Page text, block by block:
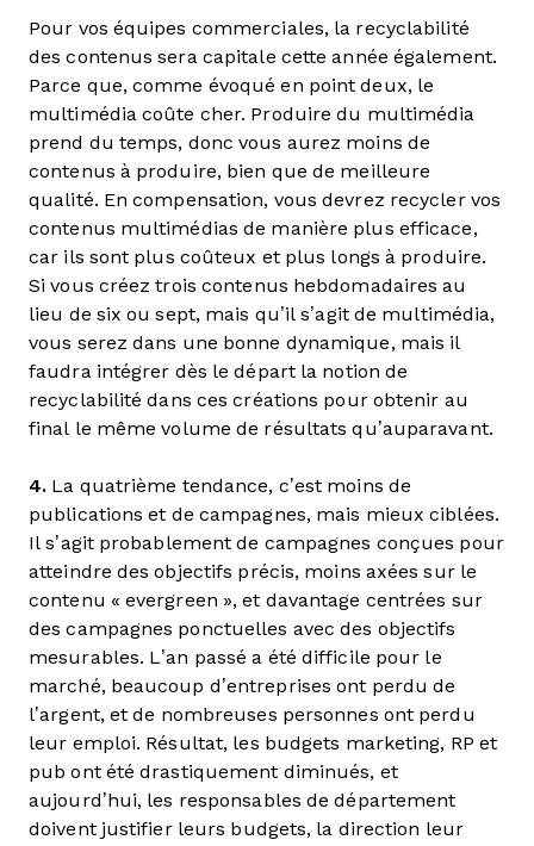
Pour vos équipes commerciales, la recyclabilité
des contenus sera capitale cette année également.
Parce que, comme évoqué en point deux, le
multimédia coûte cher. Produire du multimédia
prend du temps, donc vous aurez moins de
contenus à produire, bien que de meilleure
qualité. En compensation, vous devrez recycler vos
contenus multimédias de manière plus efficace,
car ils sont plus coûteux et plus longs à produire.
Si vous créez trois contenus hebdomadaires au
lieu de six ou sept, mais qu’il s’agit de multimédia,
vous serez dans une bonne dynamique, mais il
faudra intégrer dès le départ la notion de
recyclabilité dans ces créations pour obtenir au
final le même volume de résultats qu’auparavant.
4. La quatrième tendance, c’est moins de
publications et de campagnes, mais mieux ciblées.
Il s’agit probablement de campagnes conçues pour
atteindre des objectifs précis, moins axées sur le
contenu « evergreen », et davantage centrées sur
des campagnes ponctuelles avec des objectifs
mesurables. L’an passé a été difficile pour le
marché, beaucoup d’entreprises ont perdu de
l’argent, et de nombreuses personnes ont perdu
leur emploi. Résultat, les budgets marketing, RP et
pub ont été drastiquement diminués, et
aujourd’hui, les responsables de département
doivent justifier leurs budgets, la direction leur